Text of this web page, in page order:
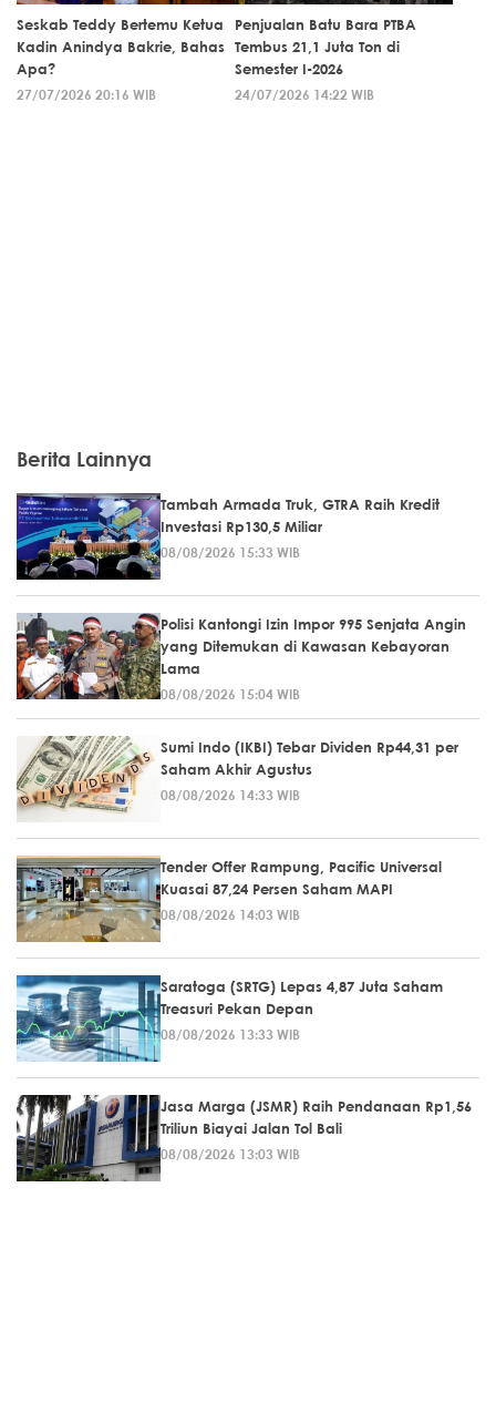
Seskab Teddy Bertemu Ketua
Kadin Anindya Bakrie, Bahas
Apa?
27/07/2026 20:16 WIB
Penjualan Batu Bara PTBA
Tembus 21,1 Juta Ton di
Semester I-2026
24/07/2026 14:22 WIB
Berita Lainnya
Tambah Armada Truk, GTRA Raih Kredit
Investasi Rp130,5 Miliar
08/08/2026 15:33 WIB
Polisi Kantongi Izin Impor 995 Senjata Angin
yang Ditemukan di Kawasan Kebayoran
Lama
08/08/2026 15:04 WIB
Sumi Indo (IKBI) Tebar Dividen Rp44,31 per
Saham Akhir Agustus
08/08/2026 14:33 WIB
Tender Offer Rampung, Pacific Universal
Kuasai 87,24 Persen Saham MAPI
08/08/2026 14:03 WIB
Saratoga (SRTG) Lepas 4,87 Juta Saham
Treasuri Pekan Depan
08/08/2026 13:33 WIB
Jasa Marga (JSMR) Raih Pendanaan Rp1,56
Triliun Biayai Jalan Tol Bali
08/08/2026 13:03 WIB